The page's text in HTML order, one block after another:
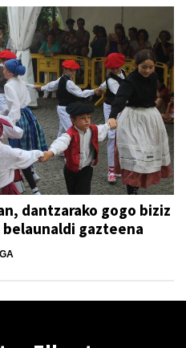
dantzarako gogo biziz
gazteena